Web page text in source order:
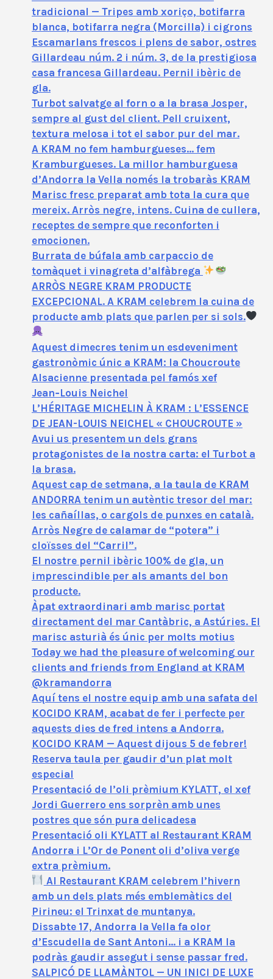
tradicional — Tripes amb xoriço, botifarra
blanca, botifarra negra (Morcilla) i cigrons
Escamarlans frescos i plens de sabor, ostres
Gillardeau núm. 2 i núm. 3, de la prestigiosa
casa francesa Gillardeau. Pernil ibèric de
gla.
Turbot salvatge al forn o a la brasa Josper,
sempre al gust del client. Pell cruixent,
textura melosa i tot el sabor pur del mar.
A KRAM no fem hamburgueses… fem
Kramburgueses. La millor hamburguesa
d’Andorra la Vella només la trobaràs KRAM
Marisc fresc preparat amb tota la cura que
mereix. Arròs negre, intens. Cuina de cullera,
receptes de sempre que reconforten i
emocionen.
Burrata de búfala amb carpaccio de
tomàquet i vinagreta d’alfàbrega
ARRÒS NEGRE KRAM PRODUCTE
EXCEPCIONAL. A KRAM celebrem la cuina de
producte amb plats que parlen per si sols.
Aquest dimecres tenim un esdeveniment
gastronòmic únic a KRAM: la Choucroute
Alsacienne presentada pel famós xef
Jean‑Louis Neichel
L’HÉRITAGE MICHELIN À KRAM : L’ESSENCE
DE JEAN-LOUIS NEICHEL « CHOUCROUTE »
Avui us presentem un dels grans
protagonistes de la nostra carta: el Turbot a
la brasa.
Aquest cap de setmana, a la taula de KRAM
ANDORRA tenim un autèntic tresor del mar:
les cañaíllas, o cargols de punxes en català.
Arròs Negre de calamar de “potera” i
cloïsses del “Carril”.
El nostre pernil ibèric 100% de gla, un
imprescindible per als amants del bon
producte.
Àpat extraordinari amb marisc portat
directament del mar Cantàbric, a Astúries. El
marisc asturià és únic per molts motius
Today we had the pleasure of welcoming our
clients and friends from England at KRAM
@kramandorra
Aquí tens el nostre equip amb una safata del
KOCIDO KRAM, acabat de fer i perfecte per
aquests dies de fred intens a Andorra.
KOCIDO KRAM — Aquest dijous 5 de febrer!
Reserva taula per gaudir d’un plat molt
especial
Presentació de l’oli prèmium KYLATT, el xef
Jordi Guerrero ens sorprèn amb unes
postres que són pura delicadesa
Presentació oli KYLATT al Restaurant KRAM
Andorra i L’Or de Ponent oli d’oliva verge
extra prèmium.
Al Restaurant KRAM celebrem l’hivern
amb un dels plats més emblemàtics del
Pirineu: el Trinxat de muntanya.
Dissabte 17, Andorra la Vella fa olor
d’Escudella de Sant Antoni… i a KRAM la
podràs gaudir assegut i sense passar fred.
SALPICÓ DE LLAMÀNTOL — UN INICI DE LUXE